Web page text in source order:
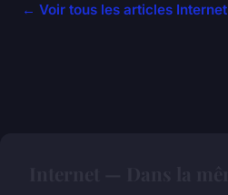
← Voir tous les articles Internet